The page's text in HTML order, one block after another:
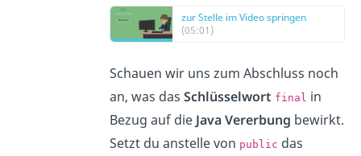
zur Stelle im Video springen
(05:01)
Schauen wir uns zum Abschluss noch
an, was das Schlüsselwort final in
Bezug auf die Java Vererbung bewirkt.
Setzt du anstelle von public das